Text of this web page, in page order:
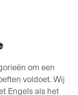
om een
voldoet. Wij
Engels als het